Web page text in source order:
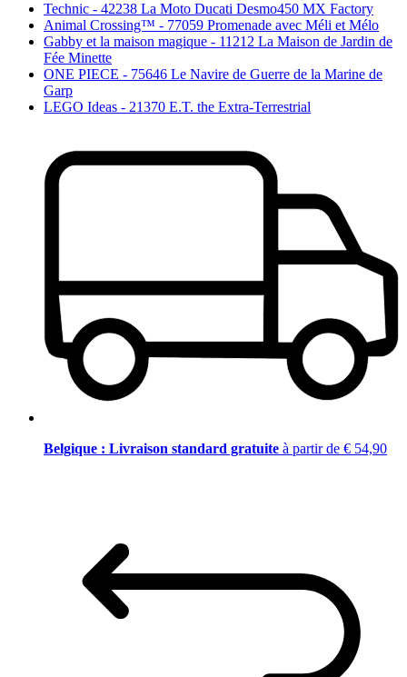
Technic - 42238 La Moto Ducati Desmo450 MX Factory
Animal Crossing™ - 77059 Promenade avec Méli et Mélo
Gabby et la maison magique - 11212 La Maison de Jardin de
Fée Minette
ONE PIECE - 75646 Le Navire de Guerre de la Marine de
Garp
LEGO Ideas - 21370 E.T. the Extra-Terrestrial
Belgique : Livraison standard gratuite à partir de € 54,90